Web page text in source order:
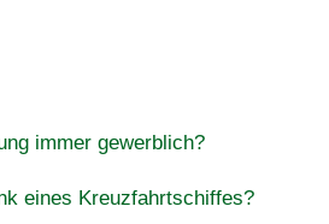
immer gewerblich?
eines Kreuzfahrtschiffes?